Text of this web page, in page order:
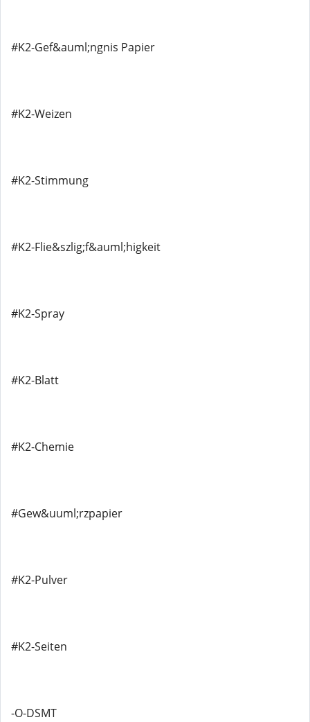
#K2-Gef&auml;ngnis Papier
#K2-Weizen
#K2-Stimmung
#K2-Flie&szlig;f&auml;higkeit
#K2-Spray
#K2-Blatt
#K2-Chemie
#Gew&uuml;rzpapier
#K2-Pulver
#K2-Seiten
-O-DSMT